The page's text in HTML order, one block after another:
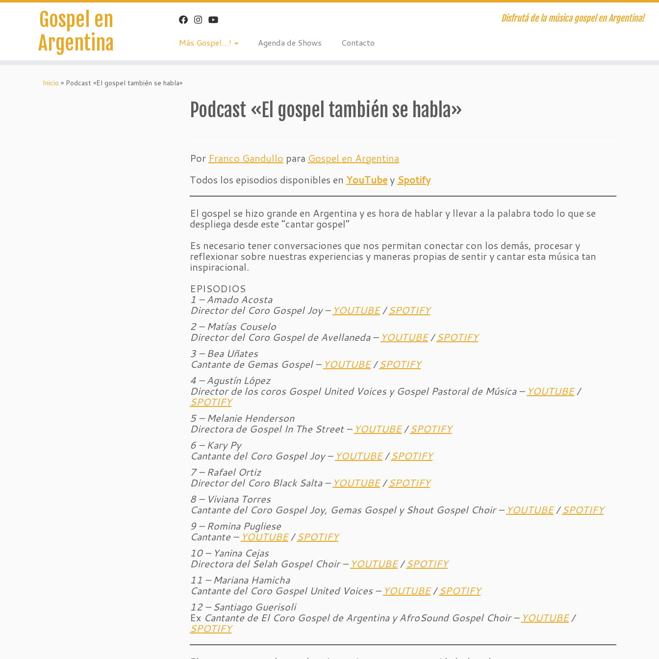
Gospel en
Argentina
Disfrutá de la música gospel en Argentina!
Más Gospel…! Agenda de Shows Contacto
Inicio » Podcast «El gospel también se habla»
Podcast «El gospel también se habla»
Por Franco Gandullo para Gospel en Argentina
Todos los episodios disponibles en YouTubey Spotify
El gospel se hizo grande en Argentina y es hora de hablar y llevar a la palabra todo lo que se
despliega desde este “cantar gospel”
Es necesario tener conversaciones que nos permitan conectar con los demás, procesar y
reflexionar sobre nuestras experiencias y maneras propias de sentir y cantar esta música tan
inspiracional.
EPISODIOS
1 – Amado Acosta
Director del Coro Gospel Joy – YOUTUBE/SPOTIFY
2 – Matías Couselo
Director del Coro Gospel de Avellaneda – YOUTUBE/SPOTIFY
3 – Bea Uñates
Cantante de Gemas Gospel – YOUTUBE/SPOTIFY
4 – Agustín López
Director de los coros Gospel United Voices y Gospel Pastoral de Música – YOUTUBE/
SPOTIFY
5 – Melanie Henderson
Directora de Gospel In The Street – YOUTUBE/SPOTIFY
6 – Kary Py
Cantante del Coro Gospel Joy – YOUTUBE/SPOTIFY
7 – Rafael Ortiz
Director del Coro Black Salta – YOUTUBE/SPOTIFY
8 – Viviana Torres
Cantante del Coro Gospel Joy, Gemas Gospel y Shout Gospel Choir – YOUTUBE/SPOTIFY
9 – Romina Pugliese
Cantante – YOUTUBE/SPOTIFY
10 – Yanina Cejas
Directora del Selah Gospel Choir – YOUTUBE/SPOTIFY
11 – Mariana Hamicha
Cantante del Coro Gospel United Voices – YOUTUBE/SPOTIFY
12 – Santiago Guerisoli
Ex Cantante de El Coro Gospel de Argentina y AfroSound Gospel Choir – YOUTUBE/
SPOTIFY